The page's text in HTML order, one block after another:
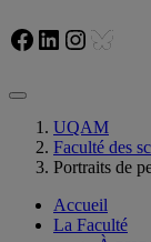
Facebook
LinkedIn
UQAM
Faculté des
Portraits de
Accueil
La Faculté